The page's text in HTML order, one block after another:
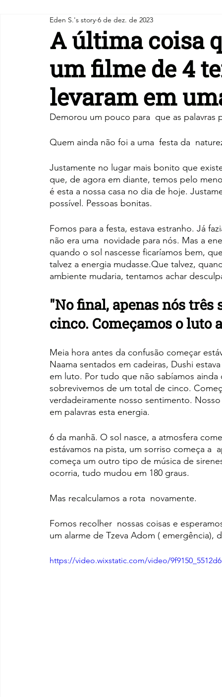
A última coisa
um filme de 4
levaram em
Eden S.'s story 6 de dez. de 2023
Demorou um pouco para  que as palavras
Quem ainda não foi a uma  festa da
Justamente no lugar mais bonito que
que, de agora em diante, temos pelo
é esta a nossa casa no dia de hoje.
possível. Pessoas bonitas.
Fomos para a festa, estava estranho. Já
não era uma  novidade para nós. Mas a
quando o sol nascesse ficaríamos bem,
talvez a energia mudasse.Que talvez,
ambiente mudaria, tentamos achar
"No final, apenas nós
cinco. Começamos o luto
Meia hora antes da confusão começar
Naama sentados em cadeiras, Dushi
em luto. Por tudo que não sabíamos
sobrevivemos de um total de cinco.
verdadeiramente nosso sentimento.
em palavras esta energia.
6 da manhã. O sol nasce, a atmosfera
estávamos na pista, um sorriso começa a
começa um outro tipo de música de
ocorria, tudo mudou em 180 graus.
Mas recalculamos a rota  novamente.
Fomos recolher  nossas coisas e
um alarme de Tzeva Adom ( emergência),
https://video.wixstatic.com/video/